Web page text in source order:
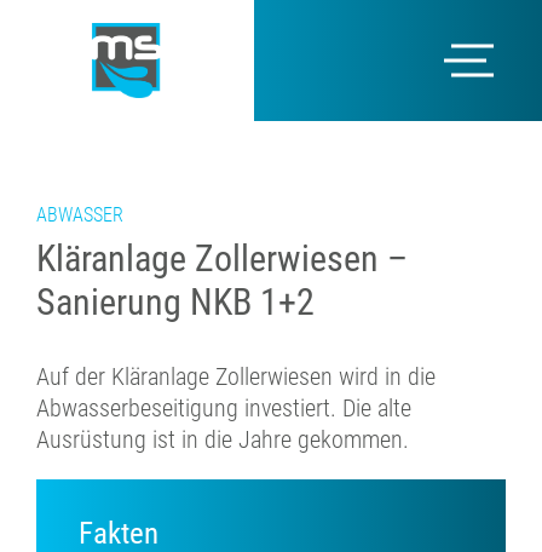
ABWASSER
Kläranlage Zollerwiesen –
Sanierung NKB 1+2
Auf der Kläranlage Zollerwiesen wird in die
Abwasserbeseitigung investiert. Die alte
Ausrüstung ist in die Jahre gekommen.
Fakten